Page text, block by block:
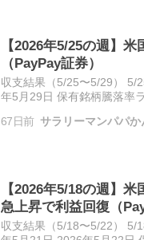
【2026年5/25の週】
（PayPay証券）
収支結果（5/25〜5/29） 5/
年5月29日 保有銘柄騰落率
67日前 サラリーマンパパか
【2026年5/18の週】
急上昇で利益回復（
収支結果（5/18〜5/22） 5/